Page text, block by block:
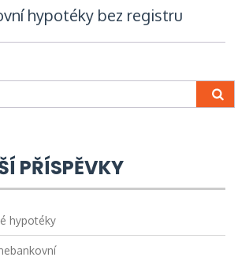
hypotéky bez registru
PŘÍSPĚVKY
hypotéky